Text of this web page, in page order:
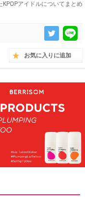
KPOPアイドルについてまとめ
お気に入りに追加